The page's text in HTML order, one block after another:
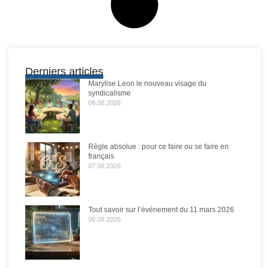
Derniers articles
Marylise Leon le nouveau visage du
syndicalisme
08.08.2026
Règle absolue : pour ce faire ou se faire en
français
07.08.2026
Tout savoir sur l’événement du 11 mars 2026
06.08.2026